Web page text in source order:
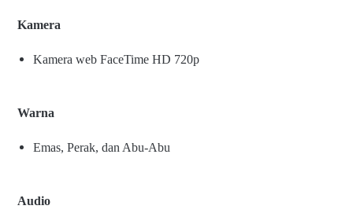
Kamera
Kamera web FaceTime HD 720p
Warna
Emas, Perak, dan Abu-Abu
Audio